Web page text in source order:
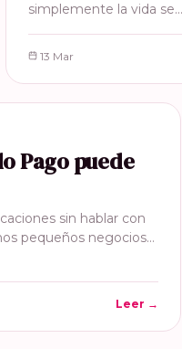
simplemente la vida se…
13 Mar
Pago puede
sin hablar con
pequeños negocios…
Leer →